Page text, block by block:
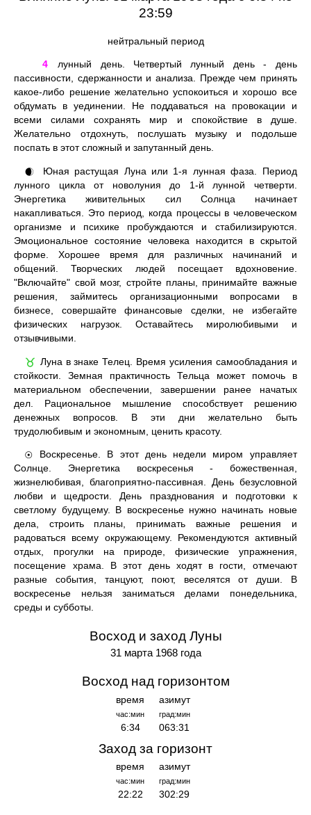
23:59
нейтральный период
4
лунный день. Четвертый лунный день - день
пассивности, сдержанности и анализа. Прежде чем принять
какое-либо решение желательно успокоиться и хорошо все
обдумать в уединении. Не поддаваться на провокации и
всеми силами сохранять мир и спокойствие в душе.
Желательно отдохнуть, послушать музыку и подольше
поспать в этот сложный и запутанный день.
🌒
Юная растущая Луна или 1-я лунная фаза. Период
лунного цикла от новолуния до 1-й лунной четверти.
Энергетика живительных сил Солнца начинает
накапливаться. Это период, когда процессы в человеческом
организме и психике пробуждаются и стабилизируются.
Эмоциональное состояние человека находится в скрытой
форме. Хорошее время для различных начинаний и
общений. Творческих людей посещает вдохновение.
"Включайте" свой мозг, стройте планы, принимайте важные
решения, займитесь организационными вопросами в
бизнесе, совершайте финансовые сделки, не избегайте
физических нагрузок. Оставайтесь миролюбивыми и
отзывчивыми.
♉ Луна в знаке Телец. Время усиления самообладания и
стойкости. Земная практичность Тельца может помочь в
материальном обеспечении, завершении ранее начатых
дел. Рациональное мышление способствует решению
денежных вопросов. В эти дни желательно быть
трудолюбивым и экономным, ценить красоту.
☉
Воскресенье. В этот день недели миром управляет
Солнце. Энергетика воскресенья - божественная,
жизнелюбивая, благоприятно-пассивная. День безусловной
любви и щедрости. День празднования и подготовки к
светлому будущему. В воскресенье нужно начинать новые
дела, строить планы, принимать важные решения и
радоваться всему окружающему. Рекомендуются активный
отдых, прогулки на природе, физические упражнения,
посещение храма. В этот день ходят в гости, отмечают
разные события, танцуют, поют, веселятся от души. В
воскресенье нельзя заниматься делами понедельника,
среды и субботы.
Восход и заход Луны
31 марта 1968 года
Восход над горизонтом
время
час:мин
6:34
азимут
град:мин
063:31
Заход за горизонт
время
час:мин
22:22
азимут
град:мин
302:29